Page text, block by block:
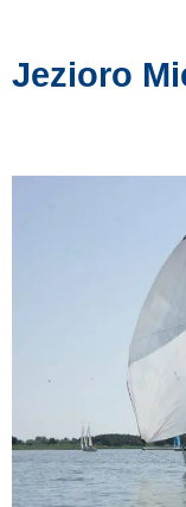
Jezioro